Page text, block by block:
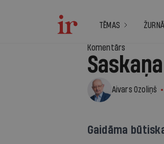
TĒMAS
Komentārs
Aivars Ozoliņš
Gaidāma